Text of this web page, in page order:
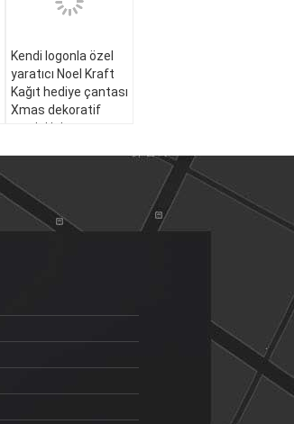
Kendi logonla özel
yaratıcı Noel Kraft
Kağıt hediye çantası
Xmas dekoratif
partisi için